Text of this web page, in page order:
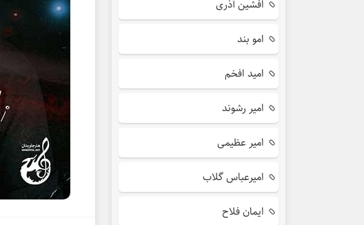
افشین آذری
امو بند
امید افخم
امیر رشوند
امیر عظیمی
امیرعباس گلاب
ایمان فلاح